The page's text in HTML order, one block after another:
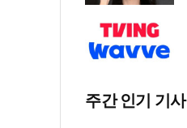
주간 인기 기사